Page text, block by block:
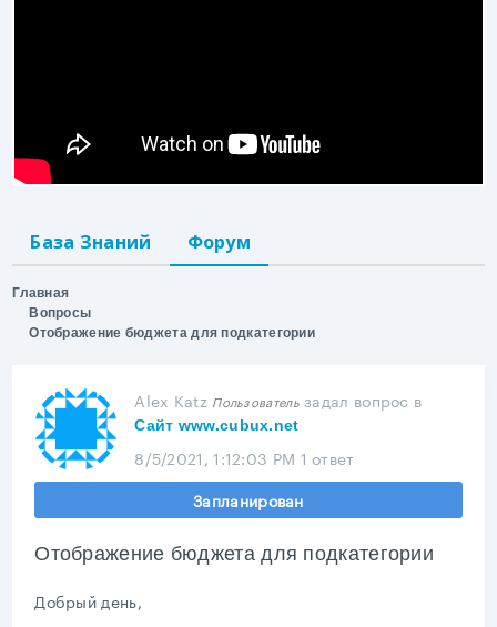
База Знаний Форум
Главная
Вопросы
Отображение бюджета для подкатегории
Alex Katz Пользователь задал вопрос в
Сайт www.cubux.net
8/5/2021, 1:12:03 PM 1 ответ
Запланирован
Отображение бюджета для подкатегории
Добрый день,